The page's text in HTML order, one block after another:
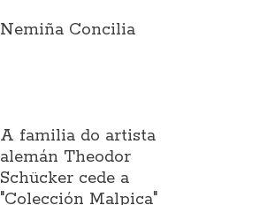
Nemiña Concilia
A familia do artista
alemán Theodor
Schücker cede a
"Colección Malpica"